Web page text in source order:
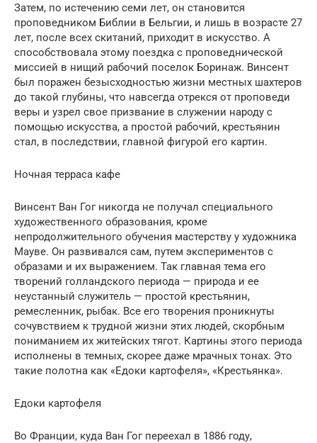
Затем, по истечению семи лет, он становится
проповедником Библии в Бельгии, и лишь в возрасте 27
лет, после всех скитаний, приходит в искусство. А
способствовала этому поездка с проповеднической
миссией в нищий рабочий поселок Боринаж. Винсент
был поражен безысходностью жизни местных шахтеров
до такой глубины, что навсегда отрекся от проповеди
веры и узрел свое призвание в служении народу с
помощью искусства, а простой рабочий, крестьянин
стал, в последствии, главной фигурой его картин.
Ночная терраса кафе
Винсент Ван Гог никогда не получал специального
художественного образования, кроме
непродолжительного обучения мастерству у художника
Мауве. Он развивался сам, путем экспериментов с
образами и их выражением. Так главная тема его
творений голландского периода — природа и ее
неустанный служитель — простой крестьянин,
ремесленник, рыбак. Все его творения проникнуты
сочувствием к трудной жизни этих людей, скорбным
пониманием их житейских тягот. Картины этого периода
исполнены в темных, скорее даже мрачных тонах. Это
такие полотна как «Едоки картофеля», «Крестьянка».
Едоки картофеля
Во Франции, куда Ван Гог переехал в 1886 году,